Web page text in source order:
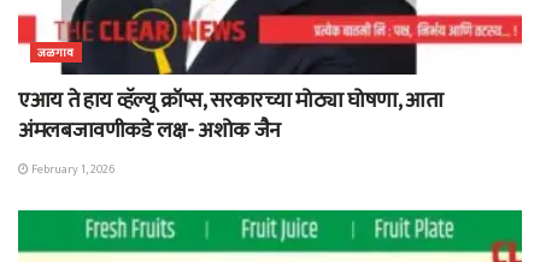
जळगाव
एआय ते हाय व्हॅल्यू क्रॉप्स, सरकारच्या मोठ्या घोषणा, आता
अंमलबजावणीकडे लक्ष- अशोक जैन
February 1, 2026